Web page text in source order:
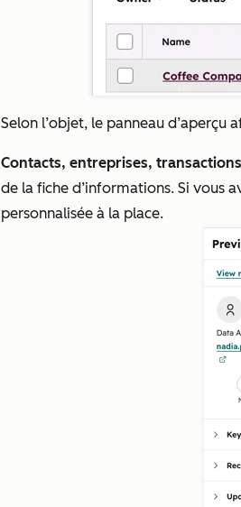
Selon l’objet, le panneau
Contacts, entreprises,
de la fiche d’informations. Si vous
personnalisée à la place.